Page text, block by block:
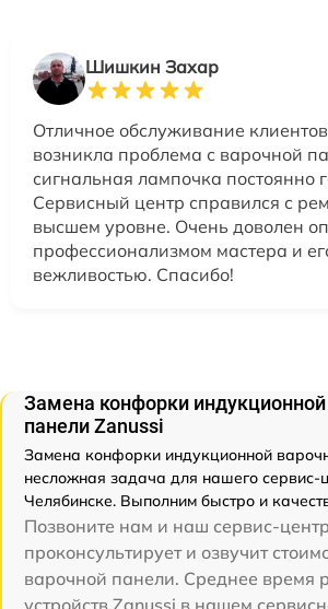
Шишкин Захар
Отличное обслуживание
возникла проблема с варочной
сигнальная лампочка постоянно
Сервисный центр справился с
высшем уровне. Очень доволен
профессионализмом мастера и
вежливостью. Спасибо!
Замена конфорки
панели Zanussi
Замена конфорки индукционной
несложная задача для нашего сервис-
Челябинске. Выполним быстро и
Позвоните нам и наш сервис-
проконсультирует и озвучит
варочной панели. Среднее время